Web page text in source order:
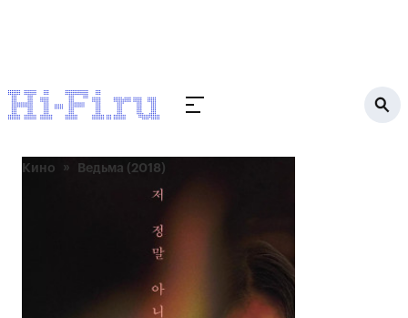
Кино Ведьма (2018)